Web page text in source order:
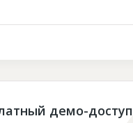
демо-доступ